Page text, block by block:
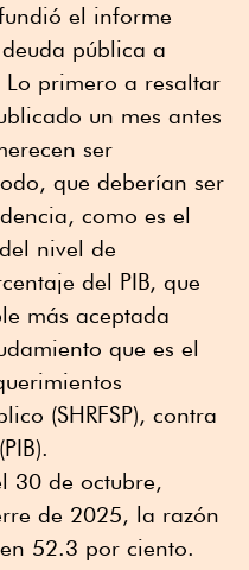
el informe
pública a
primero a resaltar
un mes antes
ser
que deberían ser
como es el
nivel de
del PIB, que
más aceptada
que es el
(SHRFSP), contra
30 de octubre,
de 2025, la razón
en 52.3 por ciento.